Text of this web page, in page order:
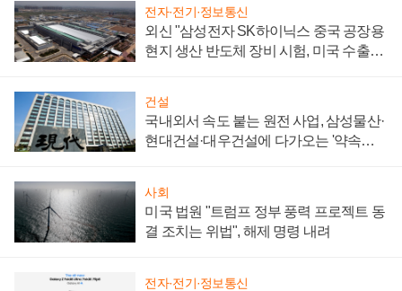
전자·전기·정보통신
외신 "삼성전자 SK하이닉스 중국 공장용
현지 생산 반도체 장비 시험, 미국 수출통
건설
국내외서 속도 붙는 원전 사업, 삼성물산·
현대건설·대우건설에 다가오는 '약속의
사회
미국 법원 "트럼프 정부 풍력 프로젝트 동
결 조치는 위법", 해제 명령 내려
전자·전기·정보통신